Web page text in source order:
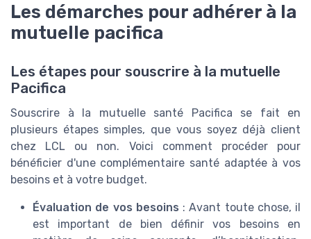
Les démarches pour adhérer à la
mutuelle pacifica
Les étapes pour souscrire à la mutuelle
Pacifica
Souscrire à la mutuelle santé Pacifica se fait en
plusieurs étapes simples, que vous soyez déjà client
chez LCL ou non. Voici comment procéder pour
bénéficier d'une complémentaire santé adaptée à vos
besoins et à votre budget.
Évaluation de vos besoins : Avant toute chose, il
est important de bien définir vos besoins en